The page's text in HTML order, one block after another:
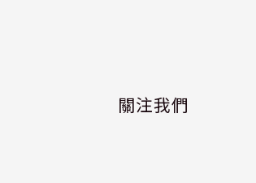
關注我們